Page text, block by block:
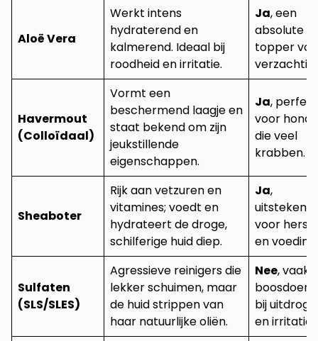
Aloë Vera
Werkt intens
hydraterend en
kalmerend. Ideaal bij
roodheid en irritatie.
Ja, een
absolute
topper
Havermout
(Colloïdaal)
Vormt een
beschermend laagje en
staat bekend om zijn
jeukstillende
eigenschappen.
Ja, perfect
voor
die veel
krabben.
Sheaboter
Rijk aan vetzuren en
vitamines; voedt en
hydrateert de droge,
schilferige huid diep.
Ja,
uitstekend
voor
en voeding.
Sulfaten
(SLS/SLES)
Agressieve reinigers die
lekker schuimen, maar
de huid strippen van
haar natuurlijke oliën.
Nee, vaak
bij
en irritatie.